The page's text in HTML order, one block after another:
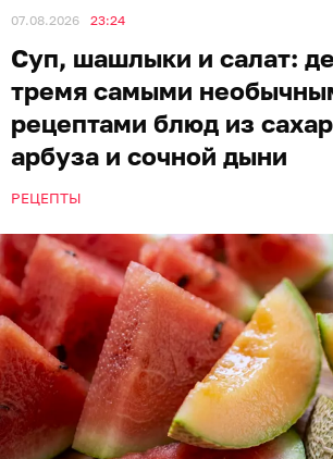
07.08.2026 23:24
Суп, шашлыки и салат:
тремя самыми
рецептами блюд из
арбуза и сочной дыни
РЕЦЕПТЫ